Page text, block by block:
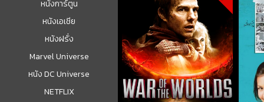
หนังการ์ตูน
หนังเอเชีย
หนังฝรั่ง
Marvel Universe
หนัง DC Universe
NETFLIX